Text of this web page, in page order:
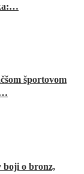
športovom
boji o bronz,